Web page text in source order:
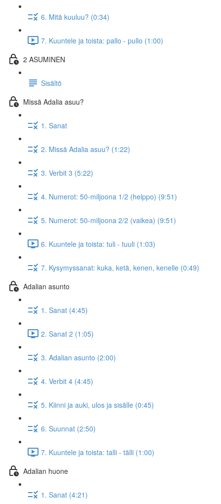
6. Mitä kuuluu? (0:34)
7. Kuuntele ja toista: pallo - pullo (1:00)
2 ASUMINEN
Sisältö
Missä Adalia asuu?
1. Sanat
2. Missä Adalia asuu? (1:22)
3. Verbit 3 (5:22)
4. Numerot: 50-miljoona 1/2 (helppo) (9:51)
5. Numerot: 50-miljoona 2/2 (vaikea) (9:51)
6. Kuuntele ja toista: tuli - tuuli (1:03)
7. Kysymyssanat: kuka, ketä, kenen, kenelle (0:49)
Adalian asunto
1. Sanat (4:45)
2. Sanat 2 (1:05)
3. Adalian asunto (2:00)
4. Verbit 4 (4:45)
5. Kiinni ja auki, ulos ja sisälle (0:45)
6. Suunnat (2:50)
7. Kuuntele ja toista: talli - tälli (1:00)
Adalian huone
1. Sanat (4:21)